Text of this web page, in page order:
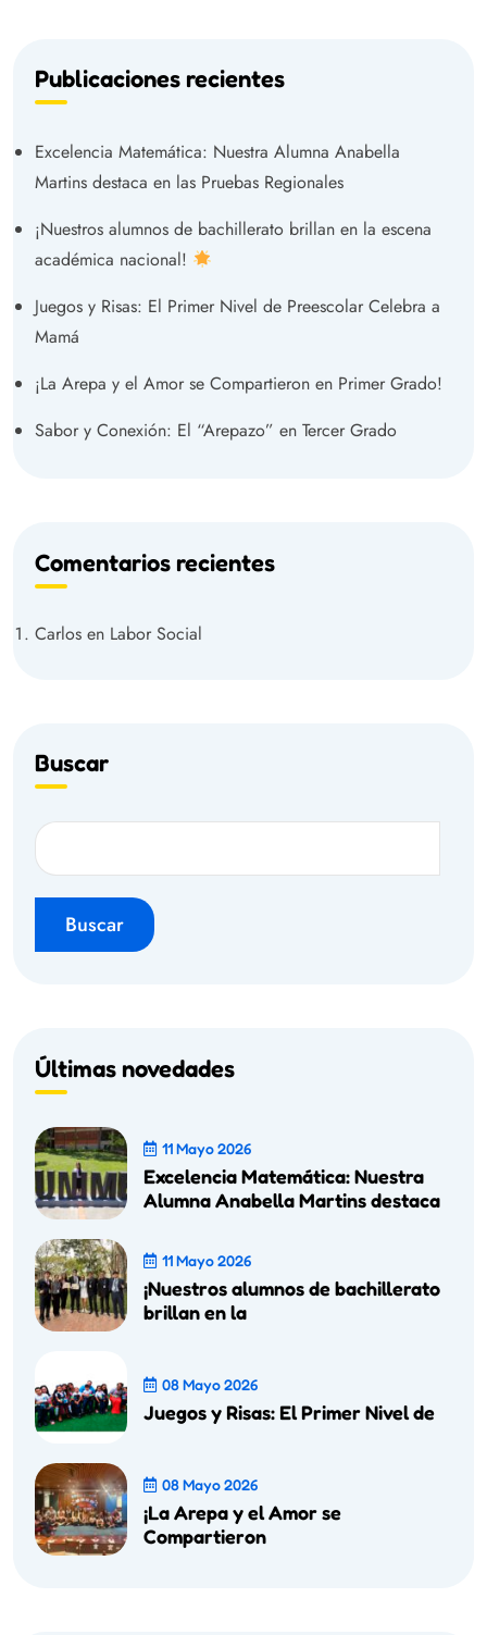
Publicaciones recientes
Excelencia Matemática: Nuestra Alumna Anabella
Martins destaca en las Pruebas Regionales
¡Nuestros alumnos de bachillerato brillan en la escena
académica nacional!
Juegos y Risas: El Primer Nivel de Preescolar Celebra a
Mamá
¡La Arepa y el Amor se Compartieron en Primer Grado!
Sabor y Conexión: El “Arepazo” en Tercer Grado
Comentarios recientes
Carlos en Labor Social
Buscar
Buscar
Últimas novedades
11 Mayo 2026
Excelencia Matemática: Nuestra
Alumna Anabella Martins destaca
11 Mayo 2026
¡Nuestros alumnos de bachillerato
brillan en la
08 Mayo 2026
Juegos y Risas: El Primer Nivel de
08 Mayo 2026
¡La Arepa y el Amor se
Compartieron